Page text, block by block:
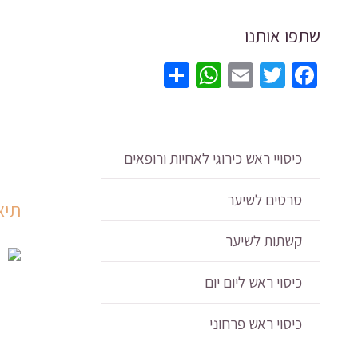
5
שתפו אותנו
Facebook
Twitter
Email
WhatsApp
כיסויי ראש כירוגי לאחיות ורופאים
סרטים לשיער
קשתות לשיער
כיסוי ראש ליום יום
כיסוי ראש פרחוני